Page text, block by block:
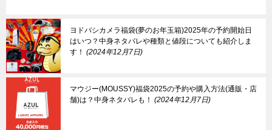
ヨドバシカメラ福袋(夢のお年玉箱)2025年の予約開始日
はいつ？中身ネタバレや種類と値段についても紹介しま
す！
2024年12月7日
マウジー(MOUSSY)福袋2025の予約や購入方法(通販・店
舗)は？中身ネタバレも！
2024年12月7日